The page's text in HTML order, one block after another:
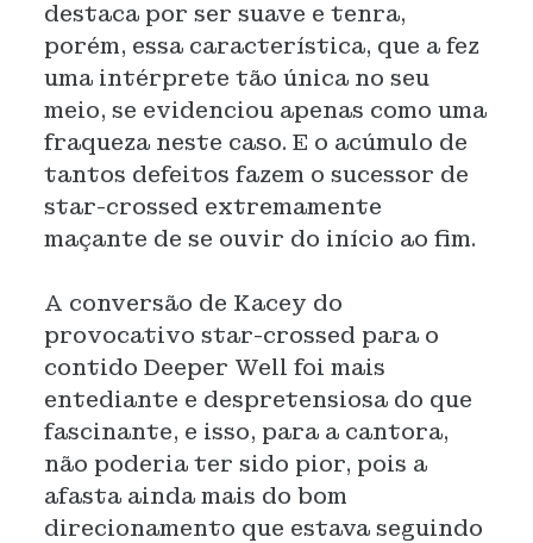
destaca por ser suave e tenra,
porém, essa característica, que a fez
uma intérprete tão única no seu
meio, se evidenciou apenas como uma
fraqueza neste caso. E o acúmulo de
tantos defeitos fazem o sucessor de
star-crossed extremamente
maçante de se ouvir do início ao fim.
A conversão de Kacey do
provocativo star-crossed para o
contido Deeper Well foi mais
entediante e despretensiosa do que
fascinante, e isso, para a cantora,
não poderia ter sido pior, pois a
afasta ainda mais do bom
direcionamento que estava seguindo